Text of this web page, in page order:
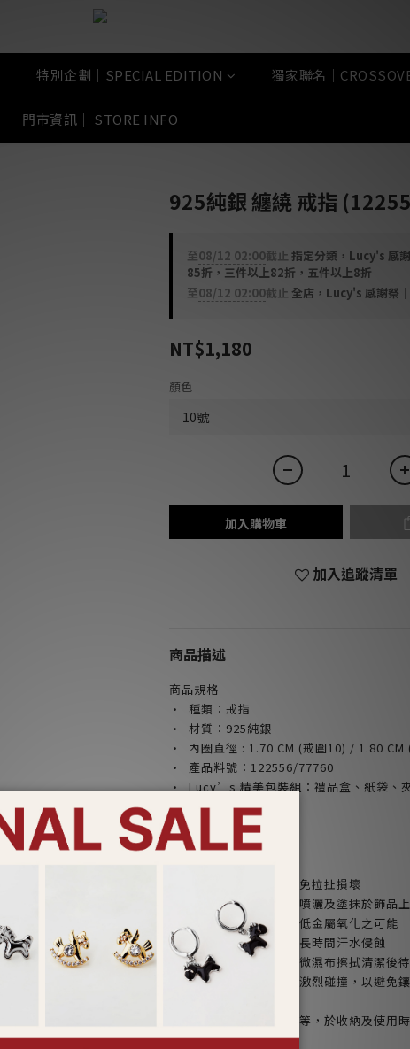
特別企劃｜SPECIAL EDITION 獨家聯名｜
門市資訊｜ STORE INFO
925純銀 纏繞 戒指
至08/12 02:00截止 指定分類，Lucy's 感
85折，三件以上82折，五件以上8折
至08/12 02:00截止 全店，Lucy's 感謝祭
NT$1,180
顏色
加入購物車
加入追蹤清單
商品描述
商品規格
· 種類：戒指
· 材質：925純銀
·
內圈直徑 : 1.70 CM (戒圍10) / 1.80 CM
· 產品料號：122556/77760
· Lucy’s 精美包裝組：禮品盒、紙袋、
裝設計)
*請勿配戴飾品入睡，避免拉扯損壞
*請勿將香水或化學物品噴灑及塗抹於飾品上
*請乾燥密封收納，以減低金屬氧化之可能
*合金材質請避免肥皂或長時間汗水侵蝕
*飾品遭遇汗水時，請以微濕布擦拭清潔後
*鑲工寶石類產品請避免激烈碰撞，以避免
*特殊製程之鍊身如蛇鍊等，於收納及使用
無法復原之折損